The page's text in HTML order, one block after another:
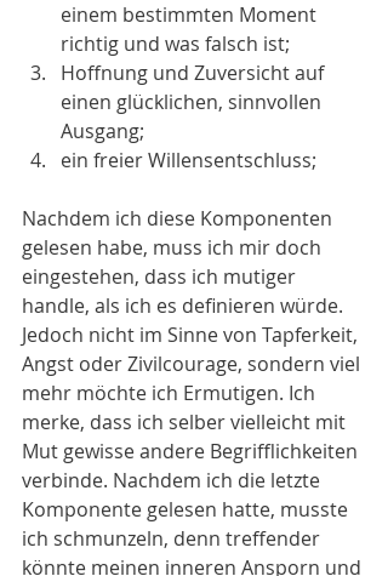
einem bestimmten Moment
richtig und was falsch ist;
Hoffnung und Zuversicht auf
einen glücklichen, sinnvollen
Ausgang;
ein freier Willensentschluss;
Nachdem ich diese Komponenten
gelesen habe, muss ich mir doch
eingestehen, dass ich mutiger
handle, als ich es definieren würde.
Jedoch nicht im Sinne von Tapferkeit,
Angst oder Zivilcourage, sondern viel
mehr möchte ich Ermutigen. Ich
merke, dass ich selber vielleicht mit
Mut gewisse andere Begrifflichkeiten
verbinde. Nachdem ich die letzte
Komponente gelesen hatte, musste
ich schmunzeln, denn treffender
könnte meinen inneren Ansporn und